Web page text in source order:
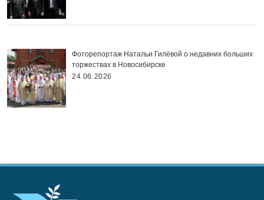
Фоторепортаж Натальи Гилёвой о недавних больших
торжествах в Новосибирске
24.06.2026